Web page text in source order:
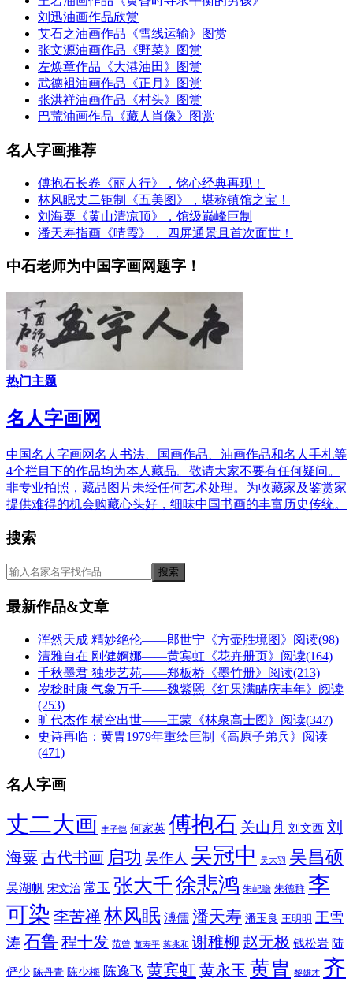
刘迅油画作品欣赏
艾石之油画作品《雪线运输》图赏
张文源油画作品《野菜》图赏
左焕章作品《大港油田》图赏
武德袓油画作品《正月》图赏
张洪祥油画作品《村头》图赏
巴荒油画作品《藏人肖像》图赏
名人字画推荐
傅抱石长卷《丽人行》，铭心经典再现！
林风眠丈二钜制《五美图》，堪称镇馆之宝！
刘海粟《黄山清凉顶》，馆级巅峰巨制
潘天寿指画《晴霞》， 四屏通景且首次面世！
中石老师为中国字画网题字！
热门主题
名人字画网
中国名人字画网名人书法、国画作品、油画作品和名人手札等
4个栏目下的作品均为本人藏品。敬请大家不要有任何疑问。
非专业拍照，藏品图片未经任何艺术处理。为收藏家及鉴赏家
提供难得的机会购藏心头好，细味中国书画的丰富历史传统。
搜索
最新作品&文章
浑然天成 精妙绝伦——郎世宁《方壶胜境图》 阅读(98)
清雅自在 刚健婀娜——黄宾虹《花卉册页》 阅读(164)
千秋墨君 独步艺苑——郑板桥《墨竹册》 阅读(213)
岁稔时康 气象万千——魏紫熙《红果满畴庆丰年》 阅读
(253)
旷代杰作 横空出世——王蒙《林泉高士图》 阅读(347)
史诗再临：黄胄1979年重绘巨制《高原子弟兵》 阅读
(471)
名人字画
丈二大画 丰子恺 何家英 傅抱石 关山月 刘文西 刘
海粟 古代书画 启功 吴作人 吴冠中 吴大羽 吴昌硕
吴湖帆 宋文治 常玉 张大千徐悲鸿 朱屺瞻 朱德群 李
可染 李苦禅林风眠 溥儒 潘天寿 潘玉良 王明明 王雪
涛 石鲁 程十发 范曾 董寿平 蒋兆和 谢稚柳 赵无极 钱松岩 陆
俨少 陈丹青 陈少梅 陈逸飞 黄宾虹 黄永玉 黄胄 黎雄才 齐